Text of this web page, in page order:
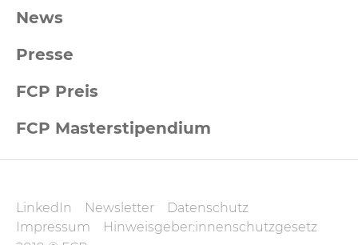
Footernavigation
News
Presse
FCP Preis
FCP Masterstipendium
FCP
Datenschutz
LinkedIn Newsletter
Datenschutz
Impressum
Hinweisgeber:innenschutzgesetz